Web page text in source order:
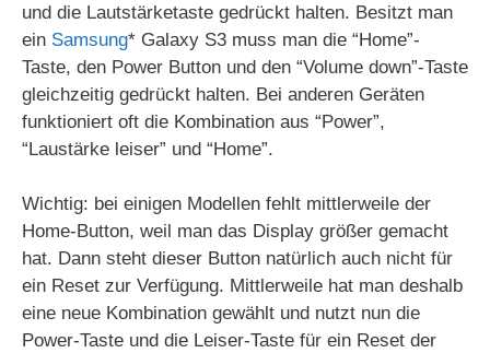
und die Lautstärketaste gedrückt halten. Besitzt man
ein Samsung* Galaxy S3 muss man die “Home”-
Taste, den Power Button und den “Volume down”-Taste
gleichzeitig gedrückt halten. Bei anderen Geräten
funktioniert oft die Kombination aus “Power”,
“Laustärke leiser” und “Home”.
Wichtig: bei einigen Modellen fehlt mittlerweile der
Home-Button, weil man das Display größer gemacht
hat. Dann steht dieser Button natürlich auch nicht für
ein Reset zur Verfügung. Mittlerweile hat man deshalb
eine neue Kombination gewählt und nutzt nun die
Power-Taste und die Leiser-Taste für ein Reset der